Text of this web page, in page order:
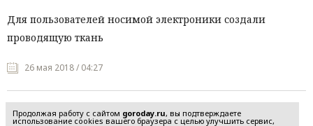
Для пользователей носимой электроники создали
проводящую ткань
26 мая 2018 / 04:27
Продолжая работу с сайтом goroday.ru, вы подтверждаете
использование cookies вашего браузера с целью улучшить сервис,